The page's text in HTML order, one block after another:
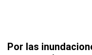
Por las